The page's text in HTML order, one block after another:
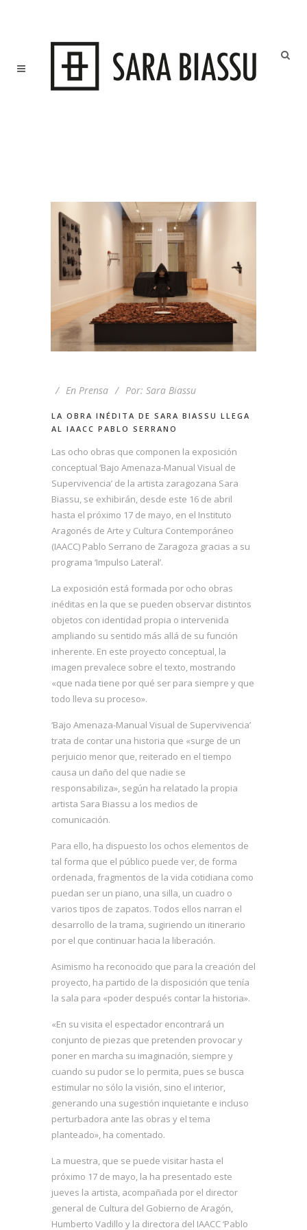
En Prensa Por: Sara Biassu
LA OBRA INÉDITA DE SARA BIASSU LLEGA
AL IAACC PABLO SERRANO
Las ocho obras que componen la exposición
conceptual ‘Bajo Amenaza-Manual Visual de
Supervivencia’ de la artista zaragozana Sara
Biassu, se exhibirán, desde este 16 de abril
hasta el próximo 17 de mayo, en el Instituto
Aragonés de Arte y Cultura Contemporáneo
(IAACC) Pablo Serrano de Zaragoza gracias a su
programa ‘Impulso Lateral’.
La exposición está formada por ocho obras
inéditas en la que se pueden observar distintos
objetos con identidad propia o intervenida
ampliando su sentido más allá de su función
inherente. En este proyecto conceptual, la
imagen prevalece sobre el texto, mostrando
«que nada tiene por qué ser para siempre y que
todo lleva su proceso».
‘Bajo Amenaza-Manual Visual de Supervivencia’
trata de contar una historia que «surge de un
perjuicio menor que, reiterado en el tiempo
causa un daño del que nadie se
responsabiliza», según ha relatado la propia
artista Sara Biassu a los medios de
comunicación.
Para ello, ha dispuesto los ochos elementos de
tal forma que el público puede ver, de forma
ordenada, fragmentos de la vida cotidiana como
puedan ser un piano, una silla, un cuadro o
varios tipos de zapatos. Todos ellos narran el
desarrollo de la trama, sugiriendo un itinerario
por el que continuar hacia la liberación.
Asimismo ha reconocido que para la creación del
proyecto, ha partido de la disposición que tenía
la sala para «poder después contar la historia».
«En su visita el espectador encontrará un
conjunto de piezas que pretenden provocar y
poner en marcha su imaginación, siempre y
cuando su pudor se lo permita, pues se busca
estimular no sólo la visión, sino el interior,
generando una sugestión inquietante e incluso
perturbadora ante las obras y el tema
planteado», ha comentado.
La muestra, que se puede visitar hasta el
próximo 17 de mayo, la ha presentado este
jueves la artista, acompañada por el director
general de Cultura del Gobierno de Aragón,
Humberto Vadillo y la directora del IAACC ‘Pablo